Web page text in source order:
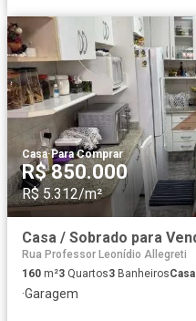
Casa·Para Comprar
R$ 850.000
R$ 5.312/m²
Rua Professor Leonídio Allegreti
160 m²3 Quartos3 BanheirosCasa
·Garagem